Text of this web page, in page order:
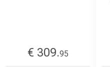
€ 309.95